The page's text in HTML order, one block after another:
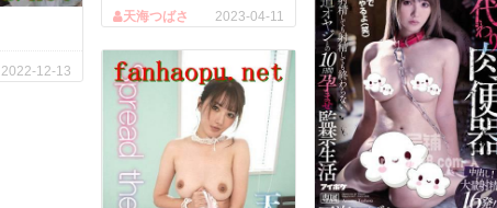
2023-04-11
天海つばさ
2022-12-13